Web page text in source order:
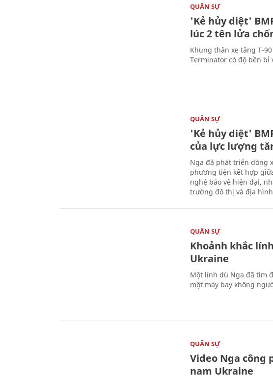
QUÂN SỰ
'Kẻ hủy diệt'
lúc 2 tên lửa
Khung thân xe tăng T-
Terminator có độ bền bỉ
QUÂN SỰ
'Kẻ hủy diệt'
của lực lượng
Nga đã phát triển dòng
phương tiện kết hợp
nghệ bảo vệ hiện đại,
trường đô thị và địa
QUÂN SỰ
Khoảnh khắc
Ukraine
Một lính dù Nga đã tìm
một máy bay không
QUÂN SỰ
Video Nga công
nam Ukraine